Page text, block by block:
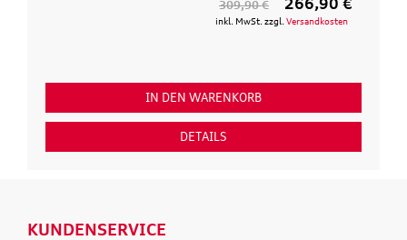
309,90 €
inkl. MwSt. zzgl. Versandkosten
IN DEN WARENKORB
DETAILS
KUNDENSERVICE